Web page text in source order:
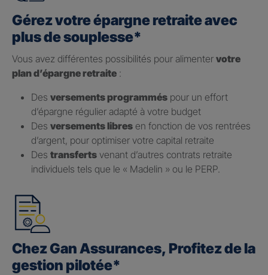
Gérez votre épargne retraite avec
plus de souplesse*
Vous avez différentes possibilités pour alimenter votre
plan d’épargne retraite :
Des versements programmés pour un effort
d’épargne régulier adapté à votre budget
Des versements libres en fonction de vos rentrées
d’argent, pour optimiser votre capital retraite
Des transferts venant d’autres contrats retraite
individuels tels que le « Madelin » ou le PERP.
Chez Gan Assurances, Profitez de la
gestion pilotée*